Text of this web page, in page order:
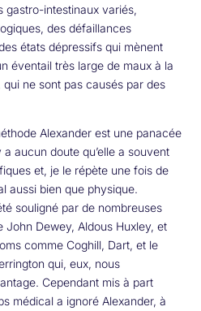
gastro-intestinaux variés,
des défaillances
états dépressifs qui mènent
éventail très large de maux à la
ne sont pas causés par des
Alexander est une panacée
aucun doute qu’elle a souvent
et, je le répète une fois de
aussi bien que physique.
souligné par de nombreuses
John Dewey, Aldous Huxley, et
comme Coghill, Dart, et le
qui, eux, nous
Cependant mis à part
médical a ignoré Alexander, à